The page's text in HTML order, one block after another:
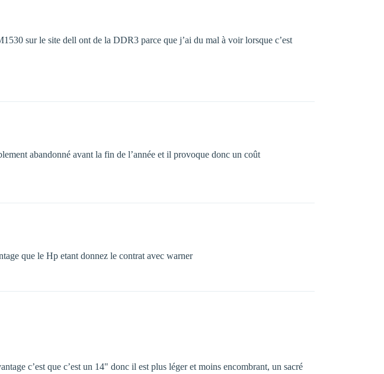
sur le site dell ont de la DDR3 parce que j’ai du mal à voir lorsque c’est
abandonné avant la fin de l’année et il provoque donc un coût
que le Hp etant donnez le contrat avec warner
c’est que c’est un 14" donc il est plus léger et moins encombrant, un sacré